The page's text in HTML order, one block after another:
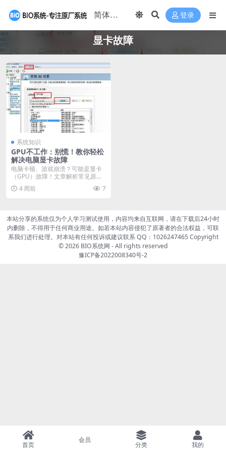
登录
显卡故障
系统知识
GPU不工作：别慌！教你轻松
解决电脑显卡故障
电脑卡顿、游戏崩溃？可能是显卡
（GPU）故障！文章解析常见原
因，如驱动损坏或不兼...
4 周前 7
本站分享的系统仅为个人学习测试使用，内容均来自互联网，请在下载后24小时
内删除，不得用于任何商业用途。如若本站内容侵犯了原著者的合法权益，可联
系我们进行处理。对本站有任何投诉或建议联系 QQ：1026247465 Copyright
© 2026 BIO系统网 - All rights reserved
豫ICP备2022008340号-2
首页
会员
分类 我的